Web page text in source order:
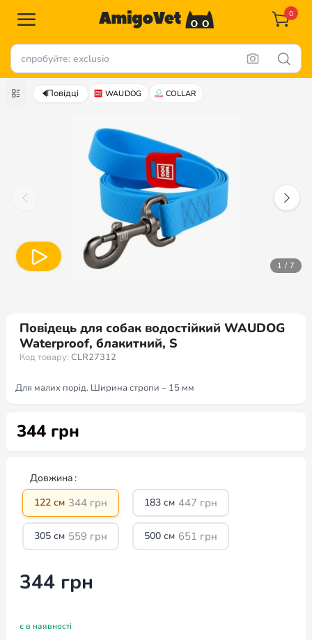
0
Повідці WAUDOG COLLAR
1 / 7
Повідець для собак водостійкий WAUDOG
Waterproof, блакитний, S
Код товару: CLR27312
Для малих порід. Ширина стропи – 15 мм
344 грн
Довжина
122 см 344 грн 183 см 447 грн
305 см 559 грн 500 см 651 грн
344 грн
є в наявності